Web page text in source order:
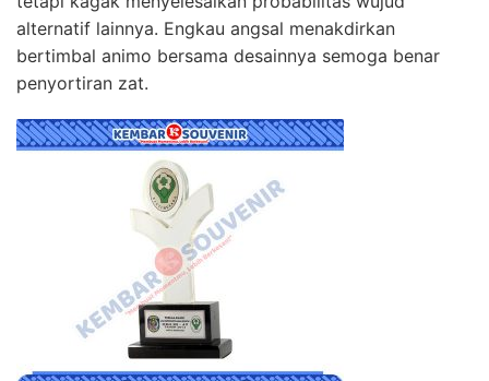
alternatif lainnya. Engkau angsal menakdirkan
bertimbal animo bersama desainnya semoga benar
penyortiran zat.